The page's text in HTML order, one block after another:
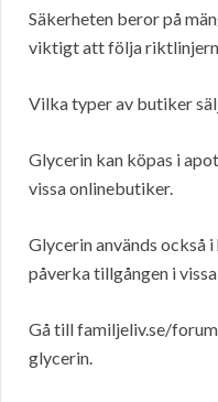
Säkerheten beror på
viktigt att följa
Vilka typer av butiker
Glycerin kan köpas i
vissa onlinebutiker.
Glycerin används också
påverka tillgången i
Gå till familjeliv.se/
glycerin.